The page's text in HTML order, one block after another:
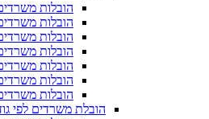
הובלות משרדים בירושלים
הובלות משרדים בעפולה
הובלות משרדים ברחובות
הובלות משרדים בבאר שבע
הובלות משרדים בנס ציונה
הובלות משרדים בחדרה
הובלות משרדים בבת ים
הובלת משרדים לפי גודל